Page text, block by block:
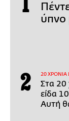
ύπνο
20 ΧΡΟΝΙΑ
Στα 20
είδα
Αυτή